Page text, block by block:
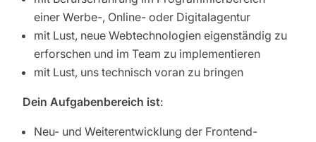
einer Werbe-, Online- oder Digitalagentur
mit Lust, neue Webtechnologien eigenständig zu
erforschen und im Team zu implementieren
mit Lust, uns technisch voran zu bringen
Dein Aufgabenbereich ist:
Neu- und Weiterentwicklung der Frontend-